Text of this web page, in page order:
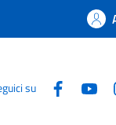
su